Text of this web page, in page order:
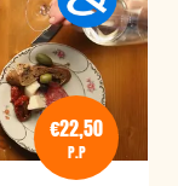
€22,50
P.P